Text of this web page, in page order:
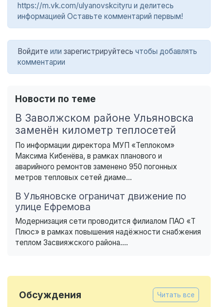
https://m.vk.com/ulyanovskcityru и делитесь
информацией Оставьте комментарий первым!
Войдите или зарегистрируйтесь чтобы добавлять
комментарии
Новости по теме
В Заволжском районе Ульяновска
заменён километр теплосетей
По информации директора МУП «Теплоком»
Максима Кибенёва, в рамках планового и
аварийного ремонтов заменено 950 погонных
метров тепловых сетей диаме...
В Ульяновске ограничат движение по
улице Ефремова
Модернизация сети проводится филиалом ПАО «Т
Плюс» в рамках повышения надёжности снабжения
теплом Засвияжского района....
Обсуждения Читать все